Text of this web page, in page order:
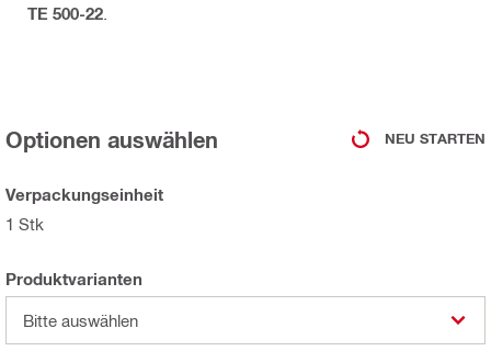
TE 500-22
Optionen auswählen NEU STARTEN
Verpackungseinheit
1 Stk
Produktvarianten
Bitte auswählen